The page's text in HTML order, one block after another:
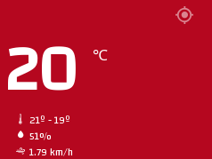
20 ℃
21º - 19º
51%
1.79 km/h